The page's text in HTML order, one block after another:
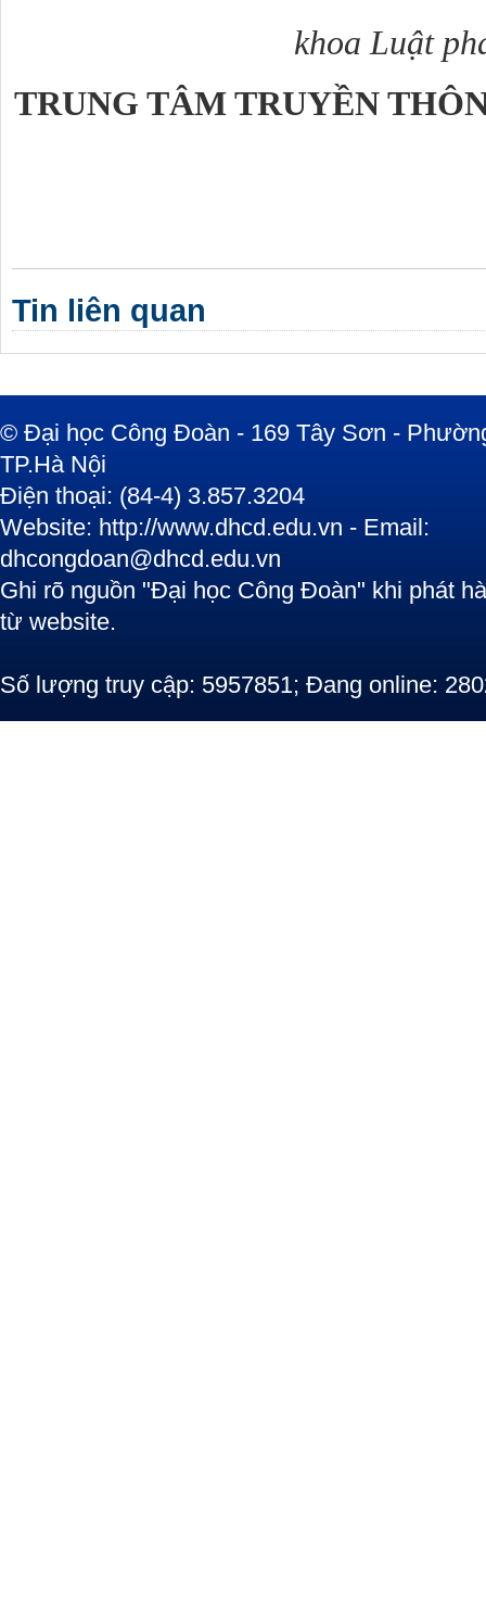
khoa Luật
TRUNG TÂM TRUYỀN
Tin liên quan
© Đại học Công Đoàn - 169 Tây Sơn -
TP.Hà Nội
Điện thoại: (84-4) 3.857.3204
Website: http://www.dhcd.edu.vn - Email:
dhcongdoan@dhcd.edu.vn
Ghi rõ nguồn "Đại học Công Đoàn" khi phát
từ website.
Số lượng truy cập: 5957851; Đang online: